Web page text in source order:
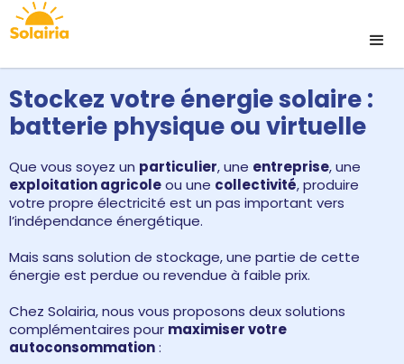
Stockez votre énergie solaire :
batterie physique ou virtuelle
Que vous soyez un particulier, une entreprise, une
exploitation agricoleou une collectivité, produire
votre propre électricité est un pas important vers
l’indépendance énergétique.
Mais sans solution de stockage, une partie de cette
énergie est perdue ou revendue à faible prix.
Chez Solairia, nous vous proposons deux solutions
complémentaires pour maximiser votre
autoconsommation: